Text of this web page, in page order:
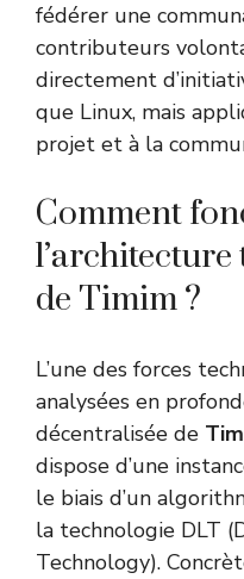
fédérer une
contributeurs
directement
que Linux, mais
projet et à la
Comment
de Timim ?
L’une des forces
analysées en
décentralisée de
dispose d’une
le biais d’un
la technologie DLT
Technology).